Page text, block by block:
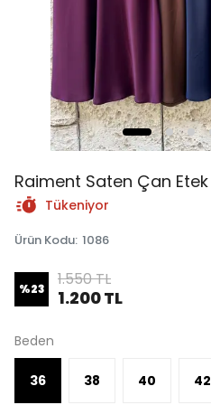
Raiment Saten Çan Etek
Tükeniyor
Ürün Kodu: 1086
%23 1.550 TL
1.200 TL
Beden
36 38 40 42